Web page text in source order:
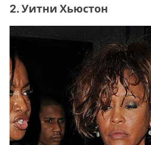
2. Уитни Хьюстон